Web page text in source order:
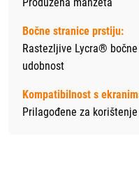
Bočne stranice prstiju:
Rastezljive Lycra®
udobnost
Kompatibilnost s
Prilagođene za